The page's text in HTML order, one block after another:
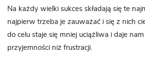
Na każdy wielki sukces składają się te
najpierw trzeba je zauważać i się z nich
do celu staje się mniej uciążliwa i daje
przyjemności niż frustracji.